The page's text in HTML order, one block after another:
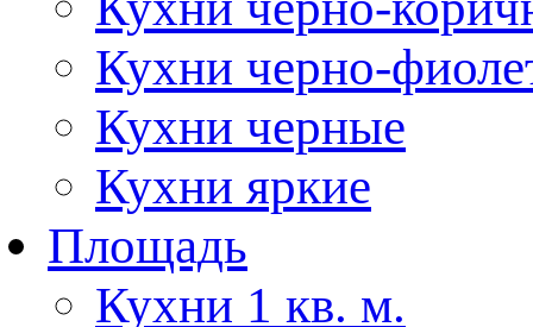
Кухни черно-
Кухни черные
Кухни яркие
Площадь
Кухни 1 кв. м.